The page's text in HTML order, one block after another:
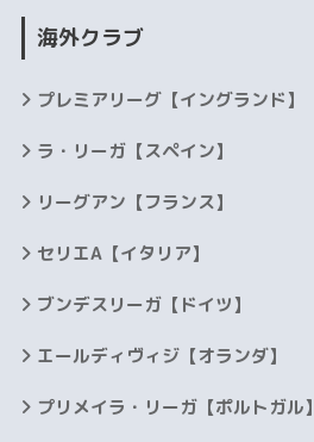
海外クラブ
プレミアリーグ【イングランド】
ラ・リーガ【スペイン】
リーグアン【フランス】
セリエA【イタリア】
ブンデスリーガ【ドイツ】
エールディヴィジ【オランダ】
プリメイラ・リーガ【ポルトガル】